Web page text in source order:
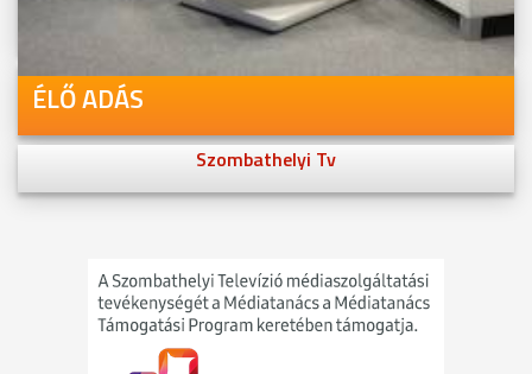
ÉLŐ ADÁS
Szombathelyi Tv